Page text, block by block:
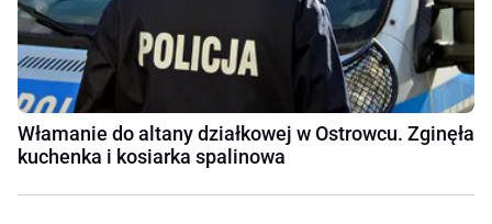
Włamanie do altany działkowej w Ostrowcu. Zginęła
kuchenka i kosiarka spalinowa